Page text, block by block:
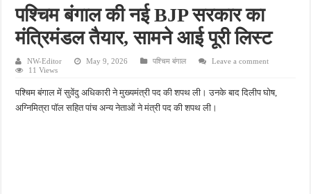
पुलिस मॉडर्न स्कूल में स्वास्थ्य जागरूकता अभियान, 340 बच्चों को बांटी गई होम्योपैथिक दवा
पश्चिम बंगाल की नई BJP सरकार का
मंत्रिमंडल तैयार, सामने आई पूरी लिस्ट
NW-Editor May 9, 2026 पश्चिम बंगाल
Leave a comment
11 Views
पश्चिम बंगाल में सुवेंदु अधिकारी ने मुख्यमंत्री पद की शपथ ली। उनके बाद दिलीप घोष,
अग्निमित्रा पॉल सहित पांच अन्य नेताओं ने मंत्री पद की शपथ ली।